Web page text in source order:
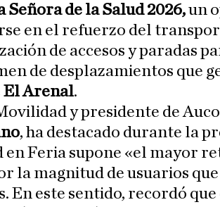
Señora de la Salud 2026,un
en el refuerzo del
de accesos y paradas
de desplazamientos que
El Arenal.
y presidente de
, ha destacado durante la
en Feria supone «el mayor
la magnitud de usuarios
En este sentido, recordó que